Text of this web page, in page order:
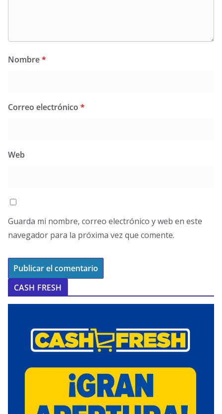
Nombre*
Correo electrónico *
Web
Guarda mi nombre, correo electrónico y web en este
navegador para la próxima vez que comente.
CASH FRESH